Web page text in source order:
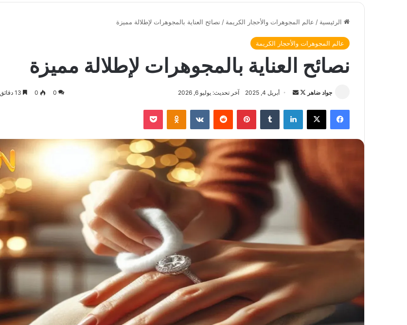
الرئيسية / عالم المجوهرات والأحجار الكريمة / نصائح العناية بالمجوهرات لإطلالة مميزة
عالم المجوهرات والأحجار الكريمة
نصائح العناية بالمجوهرات لإطلالة مميزة
جواد ضاهر
ت
ع
ع
س
ل
ب
ي
د
ا
ت
ر
ن
أبريل 4, 2025 آخر تحديث: يوليو 6, 2026 0
0
فيسبوك لينكدإن بينتيريست